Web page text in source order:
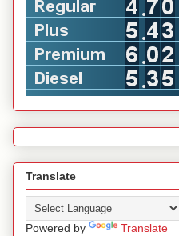
Translate
Powered by Translate